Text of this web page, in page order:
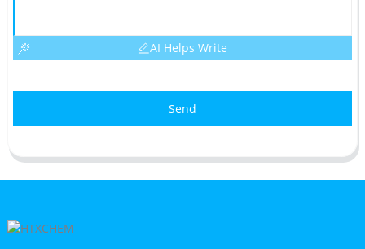
AI Helps Write
Send